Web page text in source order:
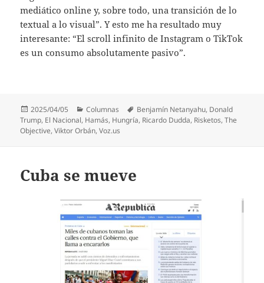
mediático online y, sobre todo, una transición de lo
textual a lo visual”. Y esto me ha resultado muy
interesante: “El scroll infinito de Instagram o TikTok
es un consumo absolutamente pasivo”.
Publicado
el
2025/04/05 Categorías
Columnas Etiquetas
Benjamín Netanyahu, Donald
Trump, El Nacional, Hamás, Hungría, Ricardo Dudda, Risketos,The
Objective,Viktor Orbán,Voz.us
Cuba se mueve